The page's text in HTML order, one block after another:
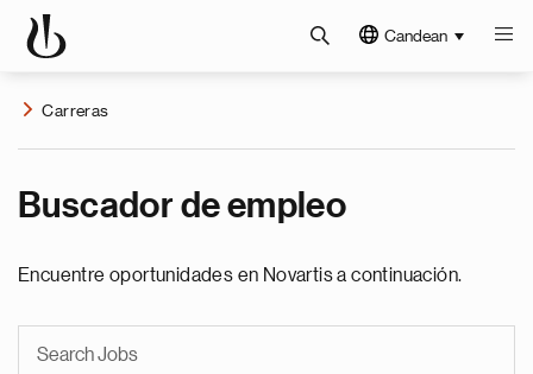
Candean
Carreras
Buscador de empleo
Encuentre oportunidades en Novartis a continuación.